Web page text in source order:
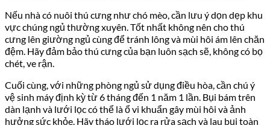
Nếu nhà có nuôi thú cưng như chó mèo, cần lưu ý dọn dẹp khu
vực chúng ngủ thường xuyên. Tốt nhất không nên cho thú
cưng lên giường ngủ cùng để tránh lông và mùi hôi ám lên chăn
đệm. Hãy đảm bảo thú cưng của bạn luôn sạch sẽ, không có bọ
chét, ve rận.
Cuối cùng, với những phòng ngủ sử dụng điều hòa, cần chú ý
vệ sinh máy định kỳ từ 6 tháng đến 1 năm 1 lần. Bụi bám trên
dàn lạnh và lưới lọc có thể là ổ vi khuẩn gây mùi hôi và ảnh
hưởng sức khỏe. Hãy tháo lưới lọc ra rửa sạch và lau bụi toàn